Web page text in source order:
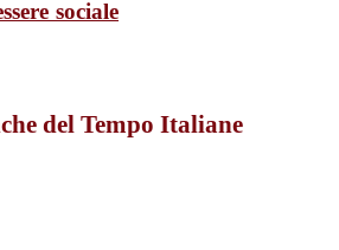
sociale
del Tempo Italiane